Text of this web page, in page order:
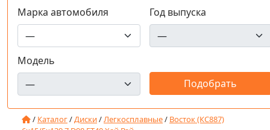
Марка автомобиля Год выпуска
Модель
/ Каталог/Диски/Легкосплавные/ Восток (КС887)